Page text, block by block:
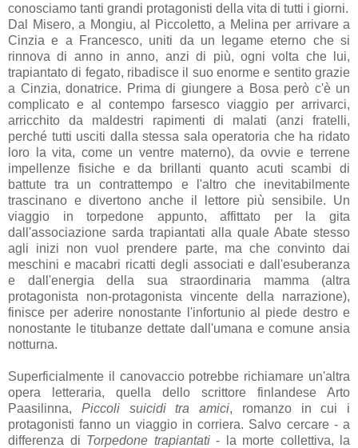
conosciamo tanti grandi protagonisti della vita di tutti i giorni.
Dal Misero, a Mongiu, al Piccoletto, a Melina per arrivare a
Cinzia e a Francesco, uniti da un legame eterno che si
rinnova di anno in anno, anzi di più, ogni volta che lui,
trapiantato di fegato, ribadisce il suo enorme e sentito grazie
a Cinzia, donatrice. Prima di giungere a Bosa però c'è un
complicato e al contempo farsesco viaggio per arrivarci,
arricchito da maldestri rapimenti di malati (anzi fratelli,
perché tutti usciti dalla stessa sala operatoria che ha ridato
loro la vita, come un ventre materno), da ovvie e terrene
impellenze fisiche e da brillanti quanto acuti scambi di
battute tra un contrattempo e l'altro che inevitabilmente
trascinano e divertono anche il lettore più sensibile. Un
viaggio in torpedone appunto, affittato per la gita
dall'associazione sarda trapiantati alla quale Abate stesso
agli inizi non vuol prendere parte, ma che convinto dai
meschini e macabri ricatti degli associati e dall'esuberanza
e dall'energia della sua straordinaria mamma (altra
protagonista non-protagonista vincente della narrazione),
finisce per aderire nonostante l'infortunio al piede destro e
nonostante le titubanze dettate dall'umana e comune ansia
notturna.
Superficialmente il canovaccio potrebbe richiamare un'altra
opera letteraria, quella dello scrittore finlandese Arto
Paasilinna, Piccoli suicidi tra amici, romanzo in cui i
protagonisti fanno un viaggio in corriera. Salvo cercare - a
differenza di Torpedone trapiantati - la morte collettiva, la